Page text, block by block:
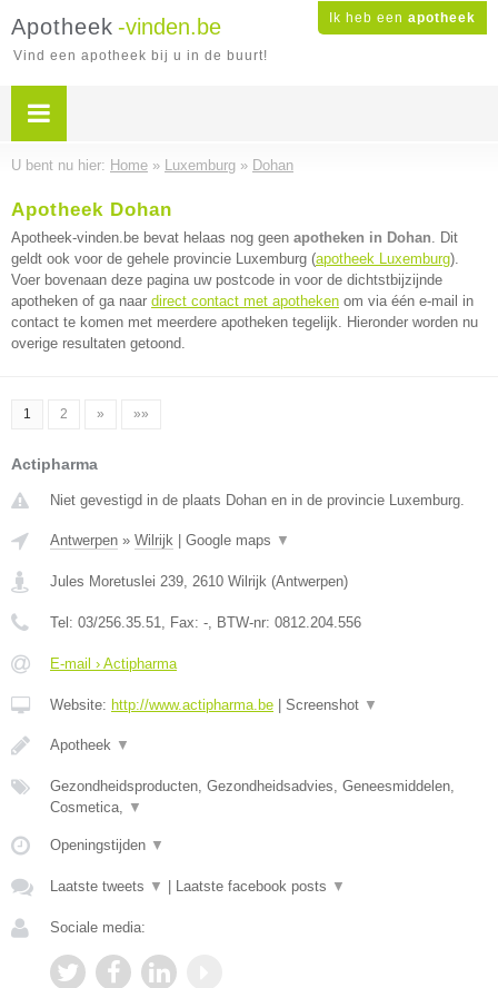
Ik heb een apotheek
Apotheek -vinden.be
Vind een apotheek bij u in de buurt!
U bent nu hier: Home » Luxemburg » Dohan
Apotheek Dohan
Apotheek-vinden.be bevat helaas nog geen apotheken in Dohan. Dit
geldt ook voor de gehele provincie Luxemburg (apotheek Luxemburg).
Voer bovenaan deze pagina uw postcode in voor de dichtstbijzijnde
apotheken of ga naar direct contact met apotheken om via één e-mail in
contact te komen met meerdere apotheken tegelijk. Hieronder worden nu
overige resultaten getoond.
1 2 » »»
Actipharma
Niet gevestigd in de plaats Dohan en in de provincie Luxemburg.
Antwerpen » Wilrijk Google maps ▼
Jules Moretuslei 239, 2610 Wilrijk (Antwerpen)
Tel: 03/256.35.51, Fax: -, BTW-nr: 0812.204.556
E-mail › Actipharma
Website: http://www.actipharma.be Screenshot ▼
Apotheek ▼
Gezondheidsproducten, Gezondheidsadvies, Geneesmiddelen,
Cosmetica, ▼
Openingstijden ▼
Laatste tweets ▼ Laatste facebook posts ▼
Sociale media: